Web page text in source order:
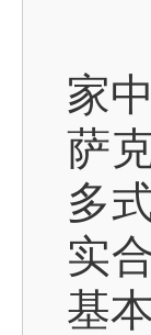
家
萨
多
实
基